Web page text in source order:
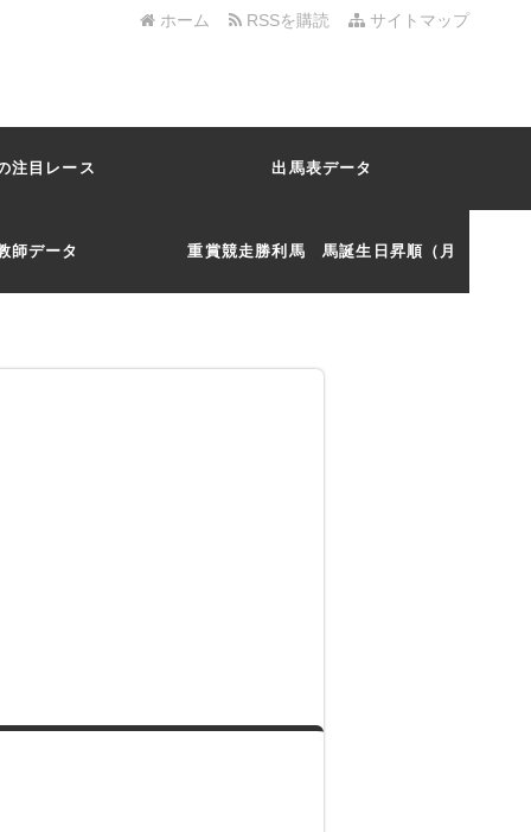
サイトマップ
RSSを購読
ホーム
注目レース 出馬表データ
師データ 重賞競走勝利馬 馬誕生日昇順（月